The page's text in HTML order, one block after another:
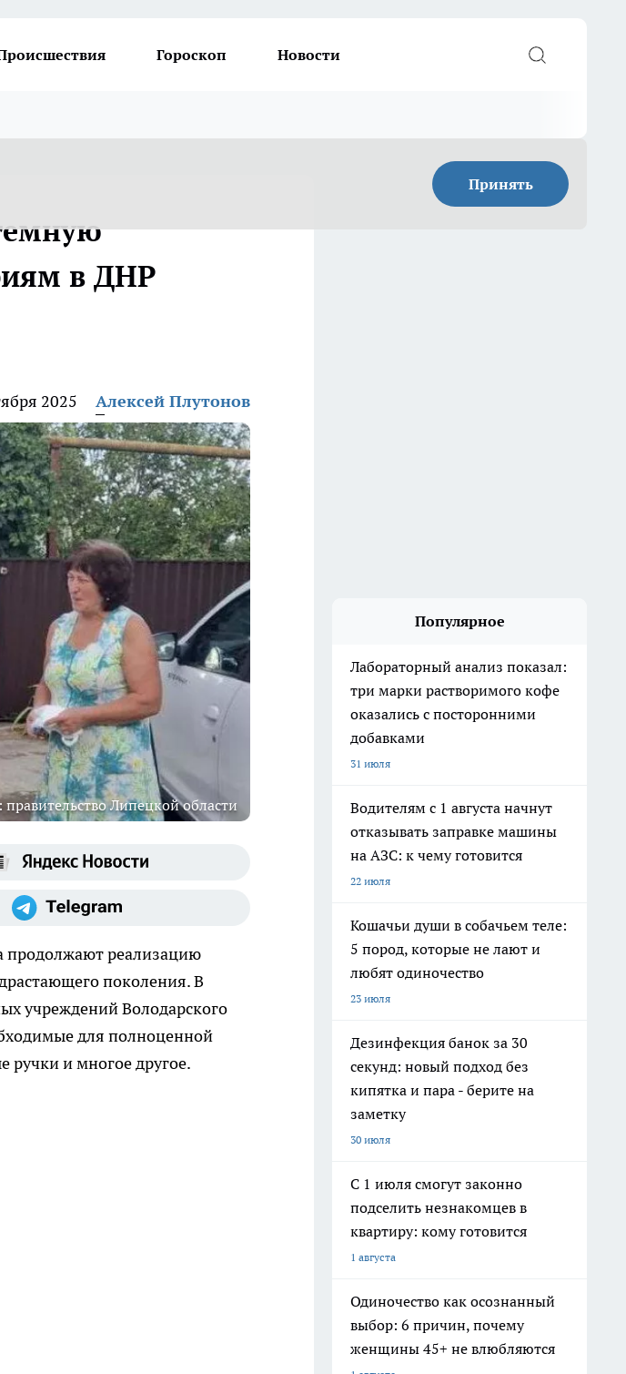
Гороскоп Новости
Принять
в ДНР
2025 Алексей Плутонов
Липецкой области
продолжают реализацию
поколения. В
учреждений Володарского
для полноценной
ручки и многое другое.
Популярное
Лабораторный анализ показал:
три марки растворимого кофе
оказались с посторонними
добавками
31 июля
Водителям с 1 августа начнут
отказывать заправке машины
на АЗС: к чему готовится
22 июля
Кошачьи души в собачьем теле:
5 пород, которые не лают и
любят одиночество
23 июля
Дезинфекция банок за 30
секунд: новый подход без
кипятка и пара - берите на
заметку
30 июля
С 1 июля смогут законно
подселить незнакомцев в
квартиру: кому готовится
1 августа
Одиночество как осознанный
выбор: 6 причин, почему
женщины 45+ не влюбляются